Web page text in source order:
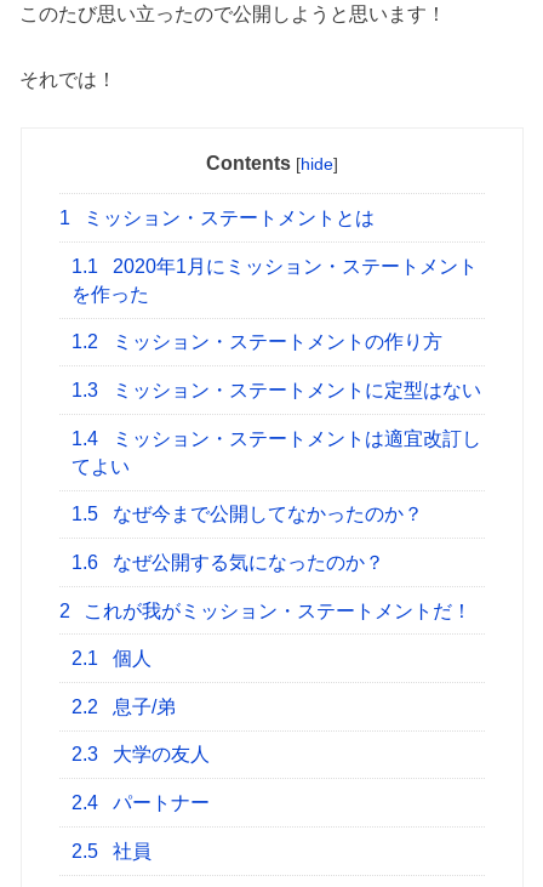
このたび思い立ったので公開しようと思います！
それでは！
Contents [hide]
1 ミッション・ステートメントとは
1.1
2020年1月にミッション・ステートメント
を作った
1.2 ミッション・ステートメントの作り方
1.3 ミッション・ステートメントに定型はない
1.4
ミッション・ステートメントは適宜改訂し
てよい
1.5 なぜ今まで公開してなかったのか？
1.6 なぜ公開する気になったのか？
2 これが我がミッション・ステートメントだ！
2.1 個人
2.2 息子/弟
2.3 大学の友人
2.4 パートナー
2.5 社員